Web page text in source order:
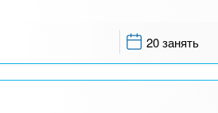
20 занять